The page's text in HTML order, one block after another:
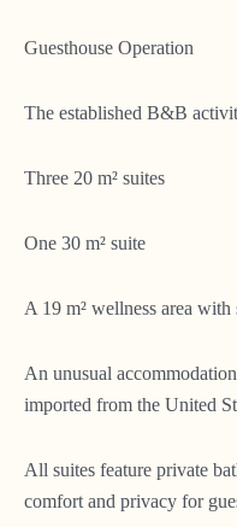
Guesthouse Operation
The established B&B
Three 20 m² suites
One 30 m² suite
A 19 m² wellness area with
An unusual
imported from the United
All suites feature private
comfort and privacy for